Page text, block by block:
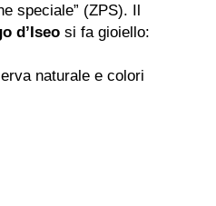
speciale” (ZPS). Il
d’Iseo si fa gioiello:
naturale e colori